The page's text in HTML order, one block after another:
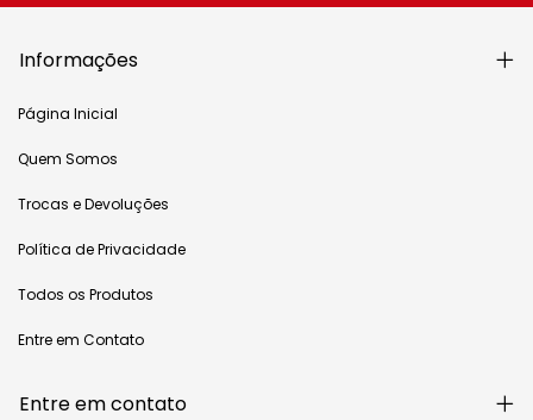
Informações
Página Inicial
Quem Somos
Trocas e Devoluções
Política de Privacidade
Todos os Produtos
Entre em Contato
Entre em contato